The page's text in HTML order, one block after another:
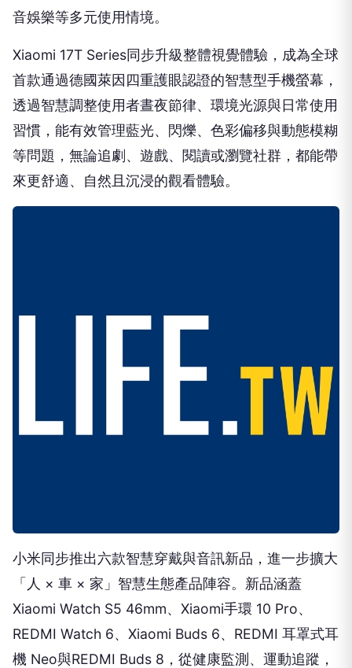
音娛樂等多元使用情境。
Xiaomi 17T Series同步升級整體視覺體驗，成為全球
首款通過德國萊因四重護眼認證的智慧型手機螢幕，
透過智慧調整使用者晝夜節律、環境光源與日常使用
習慣，能有效管理藍光、閃爍、色彩偏移與動態模糊
等問題，無論追劇、遊戲、閱讀或瀏覽社群，都能帶
來更舒適、自然且沉浸的觀看體驗。
小米同步推出六款智慧穿戴與音訊新品，進一步擴大
「人 × 車 × 家」智慧生態產品陣容。新品涵蓋
Xiaomi Watch S5 46mm、Xiaomi手環 10 Pro、
REDMI Watch 6、Xiaomi Buds 6、REDMI 耳罩式耳
機 Neo與REDMI Buds 8，從健康監測、運動追蹤，